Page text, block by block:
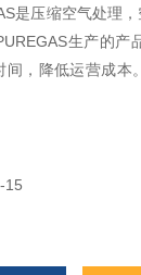
是压缩空气处理
生产的产
间，降低运营成本
气。 PUREGAS
15